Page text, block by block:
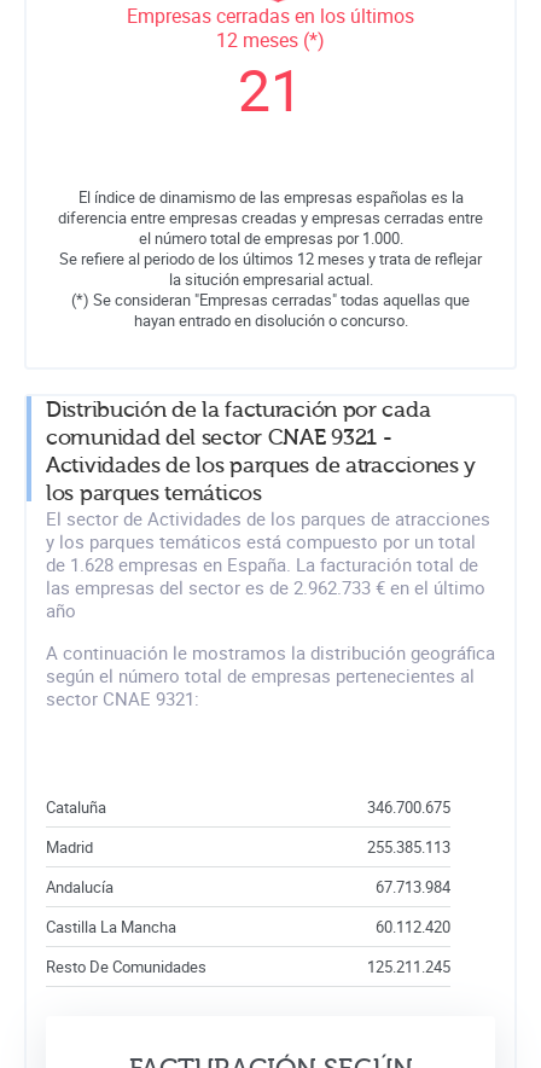
Empresas cerradas en los últimos
12 meses (*)
21
El índice de dinamismo de las empresas españolas es la
diferencia entre empresas creadas y empresas cerradas entre
el número total de empresas por 1.000.
Se refiere al periodo de los últimos 12 meses y trata de reflejar
la situción empresarial actual.
(*) Se consideran "Empresas cerradas" todas aquellas que
hayan entrado en disolución o concurso.
Distribución de la facturación por cada
comunidad del sector CNAE 9321 -
Actividades de los parques de atracciones y
los parques temáticos
El sector de Actividades de los parques de atracciones
y los parques temáticos está compuesto por un total
de 1.628 empresas en España. La facturación total de
las empresas del sector es de 2.962.733 € en el último
año
A continuación le mostramos la distribución geográfica
según el número total de empresas pertenecientes al
sector CNAE 9321:
Cataluña
346.700.675
Madrid
255.385.113
Andalucía
67.713.984
Castilla La Mancha
60.112.420
Resto De Comunidades
125.211.245